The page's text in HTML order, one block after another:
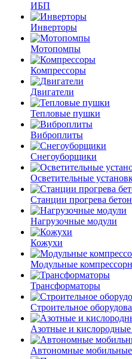
ИБП
Инверторы
Мотопомпы
Компрессоры
Двигатели
Тепловые пушки
Виброплиты
Снегоуборщики
Осветительные
Станции прогрева
Нагрузочные модули
Кожухи
Модульные
Трансформаторы
Строительное
Азотные и
Автономные